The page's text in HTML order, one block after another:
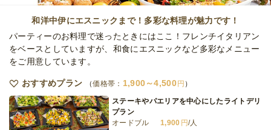
TOP KITCHENケータリング フィンガー
ケータリング
締切 5日前17時
最低ご注文金額 100,000円
和洋中伊にエスニックまで！多彩な料理が魅力です！
パーティーのお料理で迷ったときにはここ！フレンチイタリアン
をベースとしていますが、和食にエスニックなど多彩なメニュー
をご用意しています。
おすすめプラン 価格帯： 1,900～4,500 円
ステーキやパエリアを中心にしたライトデリ
プラン
オードブル
1,900 円/人